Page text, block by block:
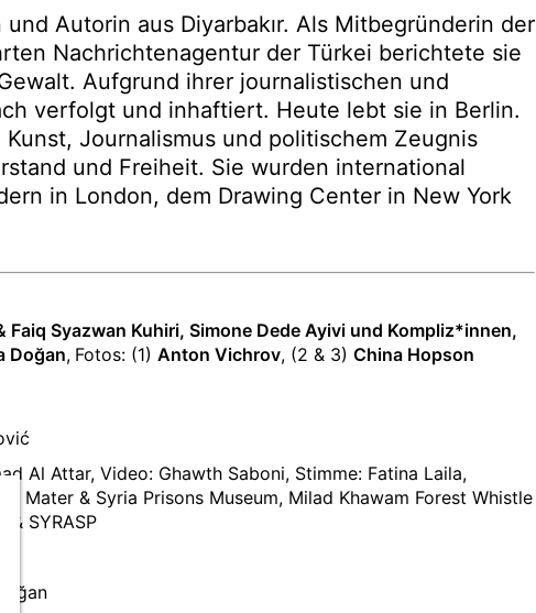
Autorin aus Diyarbakır. Als Mitbegründerin der
Nachrichtenagentur der Türkei berichtete sie
Aufgrund ihrer journalistischen und
verfolgt und inhaftiert. Heute lebt sie in Berlin.
Journalismus und politischem Zeugnis
und Freiheit. Sie wurden international
in London, dem Drawing Center in New York
Syazwan Kuhiri, Simone Dede Ayivi und Kompliz*innen,
Doğan, Fotos: (1) Anton Vichrov, (2 & 3) China Hopson
Al Attar, Video: Ghawth Saboni, Stimme: Fatina Laila,
Mater & Syria Prisons Museum, Milad Khawam Forest Whistle
& SYRASP